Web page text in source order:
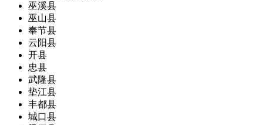
巫溪县
巫山县
奉节县
云阳县
开县
忠县
武隆县
垫江县
丰都县
城口县